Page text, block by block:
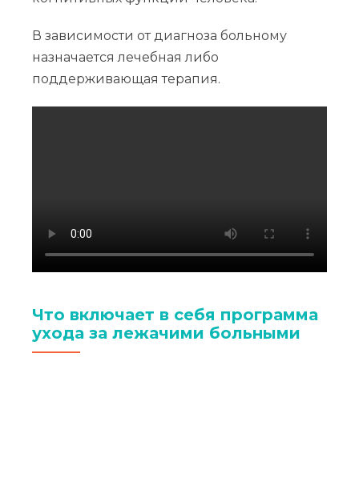
В зависимости от диагноза больному
назначается лечебная либо
поддерживающая терапия.
Что включает в себя программа
ухода за лежачими больными